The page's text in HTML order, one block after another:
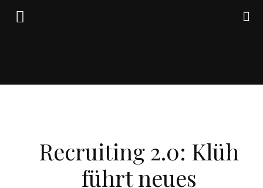
Friedrich
Recruiting 2.0: Klüh
führt neues